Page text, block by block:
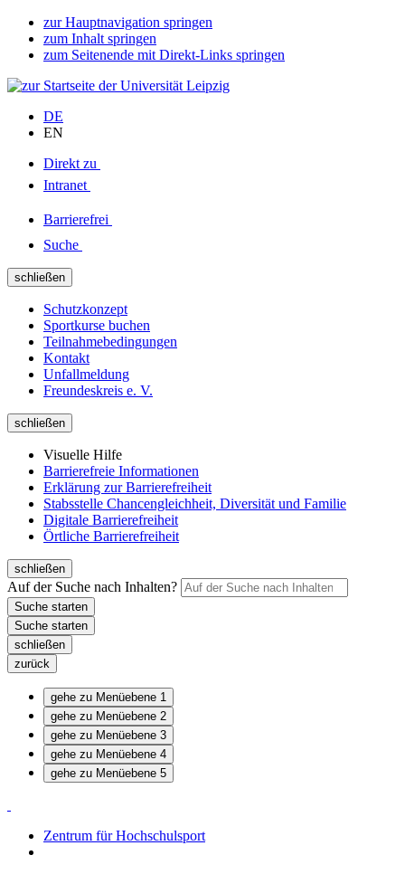
zur Hauptnavigation springen
zum Inhalt springen
zum Seitenende mit Direkt-Links springen
DE
EN
Direkt zu
Intranet
Barrierefrei
Suche
schließen
Schutzkonzept
Sportkurse buchen
Teilnahmebedingungen
Kontakt
Unfallmeldung
Freundeskreis e. V.
schließen
Visuelle Hilfe
Barrierefreie Informationen
Erklärung zur Barrierefreiheit
Stabsstelle Chancengleichheit, Diversität und Familie
Digitale Barrierefreiheit
Örtliche Barrierefreiheit
schließen
Auf der Suche nach Inhalten?
schließen
zurück
gehe zu Menüebene 1
gehe zu Menüebene 2
gehe zu Menüebene 3
gehe zu Menüebene 4
gehe zu Menüebene 5
Zentrum für Hochschulsport